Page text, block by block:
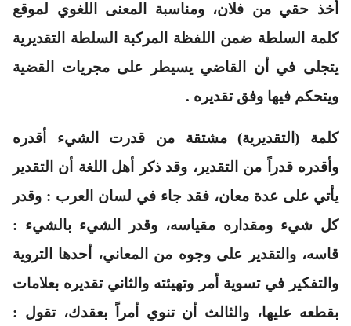
أخذ حقي من فلان، ومناسبة المعنى اللغوي لموقع
كلمة السلطة ضمن اللفظة المركبة السلطة التقديرية
يتجلى في أن القاضي يسيطر على مجريات القضية
ويتحكم فيها وفق تقديره .
كلمة (التقديرية)مشتقة من قدرت الشيء أقدره
وأقدره قدراً من التقدير، وقد ذكر أهل اللغة أن التقدير
يأتي على عدة معان، فقد جاء في لسان العرب : وقدر
كل شيء ومقداره مقياسه، وقدر الشيء بالشيء :
قاسه، والتقدير على وجوه من المعاني، أحدها التروية
والتفكير في تسوية أمر وتهيئته والثاني تقديره بعلامات
بقطعه عليها، والثالث أن تنوي أمراً بعقدك، تقول :